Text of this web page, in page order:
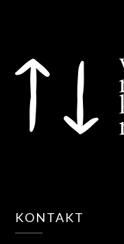
KONTAKT